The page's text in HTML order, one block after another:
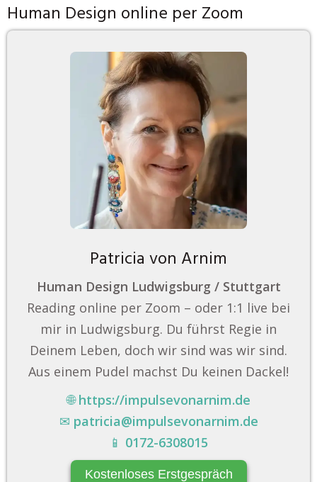
Human Design online per Zoom
Patricia von Arnim
Human Design Ludwigsburg / Stuttgart
Reading online per Zoom – oder 1:1 live bei
mir in Ludwigsburg. Du führst Regie in
Deinem Leben, doch wir sind was wir sind.
Aus einem Pudel machst Du keinen Dackel!
🌐https://impulsevonarnim.de
✉ patricia@impulsevonarnim.de
📱 0172-6308015
Kostenloses Erstgespräch